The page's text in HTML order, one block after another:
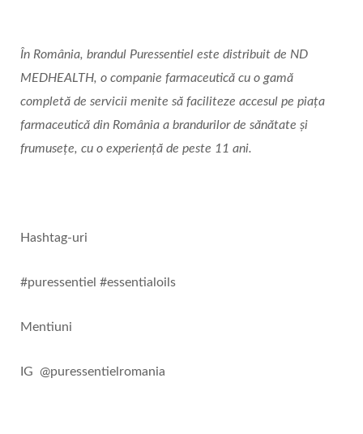
În România, brandul Puressentiel este distribuit de ND
MEDHEALTH, o companie farmaceutică cu o gamă
completă de servicii menite să faciliteze accesul pe piața
farmaceutică din România a brandurilor de sănătate și
frumusețe, cu o experiență de peste 11 ani.
Hashtag-uri
#puressentiel #essentialoils
Mentiuni
IG @puressentielromania